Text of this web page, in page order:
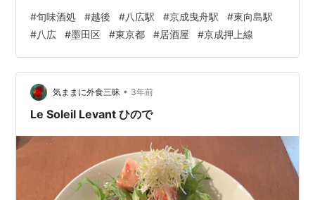
らGoogleでの評価の高い「旬味酒処 越後」というお店を
見つけました。知人が予約をしてくれており、京成曳舟
駅で待ち合わせをしました。知人と合流後に「旬味酒処
越後」に徒歩で向かいました。スマホでのナビを頼りに
歩くこと１０分ほどでお店に到着。「旬味酒処 越後」の
入口の扉を開けてお店に入る…
#旬味酒処 #越後 #八広駅 #京成曳舟駅 #東向島駅
#八広 #墨田区 #東京都 #居酒屋 #京成押上線
気ままに外食三昧 • 3年前
Le Soleil Levant ひので